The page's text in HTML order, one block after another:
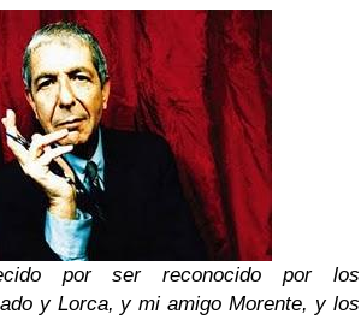
por ser reconocido por los
y Lorca, y mi amigo Morente, y los